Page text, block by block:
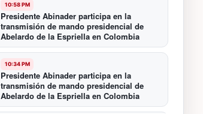
10:58 PM
Presidente Abinader participa en la
transmisión de mando presidencial de
Abelardo de la Espriella en Colombia
10:34 PM
Presidente Abinader participa en la
transmisión de mando presidencial de
Abelardo de la Espriella en Colombia